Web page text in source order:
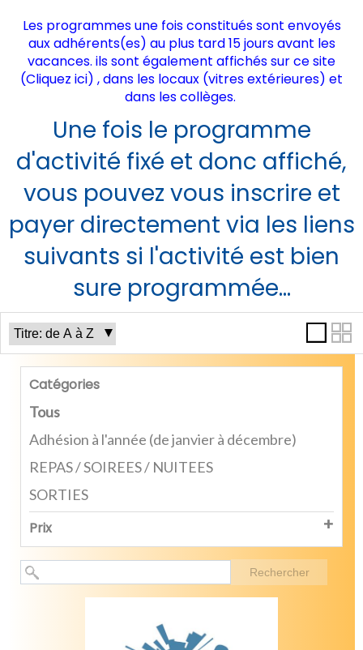
Les programmes une fois constitués sont envoyés
aux adhérents(es) au plus tard 15 jours avant les
vacances. ils sont également affichés sur ce site
(Cliquez ici) , dans les locaux (vitres extérieures) et
dans les collèges.
Une fois le programme
d'activité fixé et donc affiché,
vous pouvez vous inscrire et
payer directement via les liens
suivants si l'activité est bien
sure programmée...
Catégories
Tous
Adhésion à l'année (de janvier à décembre)
REPAS / SOIREES / NUITEES
SORTIES
Prix
Rechercher